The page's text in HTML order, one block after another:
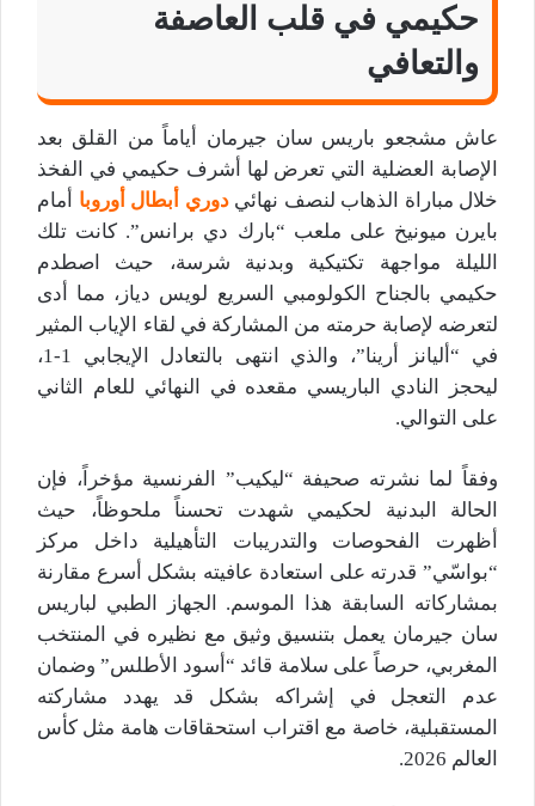
حكيمي في قلب العاصفة
والتعافي
عاش مشجعو باريس سان جيرمان أياماً من القلق بعد
الإصابة العضلية التي تعرض لها أشرف حكيمي في الفخذ
خلال مباراة الذهاب لنصف نهائيدوري أبطال أوروبا
أمام
بايرن ميونيخ على ملعب “بارك دي برانس”. كانت تلك
الليلة مواجهة تكتيكية وبدنية شرسة، حيث اصطدم
حكيمي بالجناح الكولومبي السريع لويس دياز، مما أدى
لتعرضه لإصابة حرمته من المشاركة في لقاء الإياب المثير
في “أليانز أرينا”، والذي انتهى بالتعادل الإيجابي 1-1،
ليحجز النادي الباريسي مقعده في النهائي للعام الثاني
على التوالي.
وفقاً لما نشرته صحيفة “ليكيب” الفرنسية مؤخراً، فإن
الحالة البدنية لحكيمي شهدت تحسناً ملحوظاً، حيث
أظهرت الفحوصات والتدريبات التأهيلية داخل مركز
“بواسّي” قدرته على استعادة عافيته بشكل أسرع مقارنة
بمشاركاته السابقة هذا الموسم. الجهاز الطبي لباريس
سان جيرمان يعمل بتنسيق وثيق مع نظيره في المنتخب
المغربي، حرصاً على سلامة قائد “أسود الأطلس” وضمان
عدم التعجل في إشراكه بشكل قد يهدد مشاركته
المستقبلية، خاصة مع اقتراب استحقاقات هامة مثل كأس
العالم 2026.